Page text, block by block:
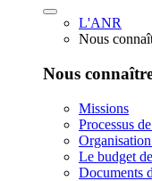
L'ANR
Nous
Nous
Missions
Processus
Le budget
Documents